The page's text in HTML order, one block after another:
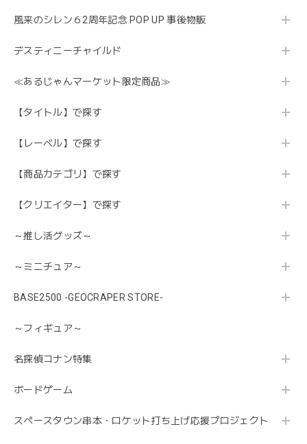
風来のシレン６2周年記念 POP UP 事後物販
デスティニーチャイルド
≪あるじゃんマーケット限定商品≫
【タイトル】で探す
【レーベル】で探す
【商品カテゴリ】で探す
【クリエイター】で探す
～推し活グッズ～
～ミニチュア～
BASE2500 -GEOCRAPER STORE-
～フィギュア～
名探偵コナン特集
ボードゲーム
スペースタウン串本・ロケット打ち上げ応援プロジェクト